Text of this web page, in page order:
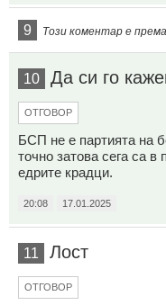
9 Този коментар е
10 Да си го
ОТГОВОР
БСП не е партията на
точно затова сега са в
едрите крадци.
20:08 17.01.2025
11 Лост
ОТГОВОР